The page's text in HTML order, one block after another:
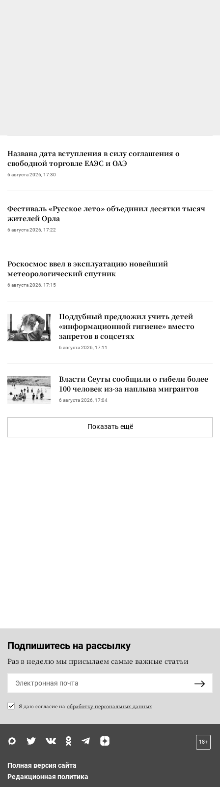
Названа дата вступления в силу соглашения о
свободной торговле ЕАЭС и ОАЭ
6 августа 2026, 17:30
Фестиваль «Русское лето» объединил десятки тысяч
жителей Орла
6 августа 2026, 17:22
Роскосмос ввел в эксплуатацию новейший
метеорологический спутник
6 августа 2026, 17:15
Поддубный предложил учить детей
«информационной гигиене» вместо
запретов в соцсетях
6 августа 2026, 17:11
Власти Сеуты сообщили о гибели более
100 человек из-за наплыва мигрантов
6 августа 2026, 17:04
Показать ещё
Подпишитесь на рассылку
Раз в неделю мы присылаем самые важные статьи
Я даю согласие на обработку персональных данных
18+
Полная версия сайта
Редакционная политика